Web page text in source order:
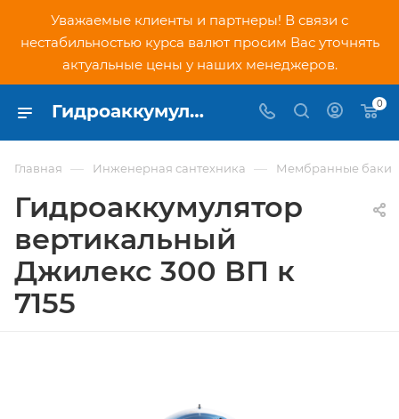
Уважаемые клиенты и партнеры! В связи с
нестабильностью курса валют просим Вас уточнять
актуальные цены у наших менеджеров.
Гидроаккумулятор вертикальный Джилекс 300 ВП к 7155 - купить по низкой цене в Москве, интернет-магазин PNDtech.ru 0
Главная — Инженерная сантехника — Мембранные баки
Гидроаккумулятор
вертикальный
Джилекс 300 ВП к
7155